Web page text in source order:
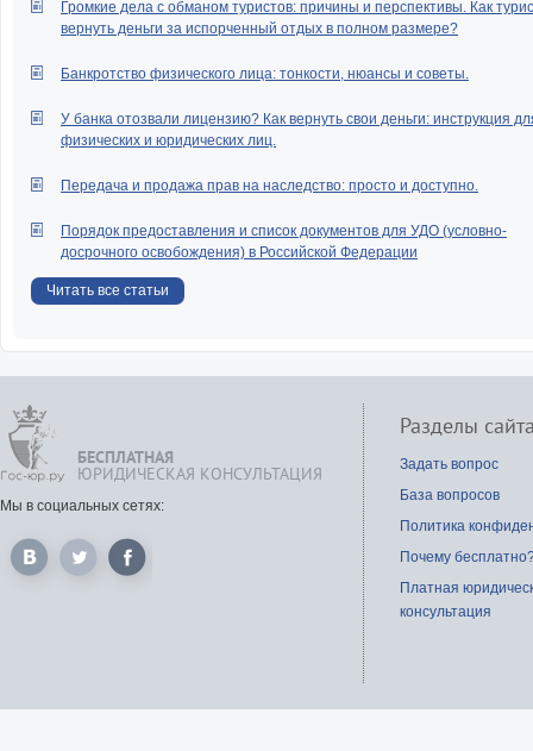
Громкие дела с обманом туристов: причины и перспективы. Как
вернуть деньги за испорченный отдых в полном размере?
Банкротство физического лица: тонкости, нюансы и советы.
У банка отозвали лицензию? Как вернуть свои деньги: инструкция
физических и юридических лиц.
Передача и продажа прав на наследство: просто и доступно.
Порядок предоставления и список документов для УДО (условно-
досрочного освобождения) в Российской Федерации
Читать все статьи
БЕСПЛАТНАЯ
ЮРИДИЧЕСКАЯ КОНСУЛЬТАЦИЯ
Мы в социальных сетях:
Разделы
Задать вопрос
База вопросов
Политика
Почему
Платная
консультация